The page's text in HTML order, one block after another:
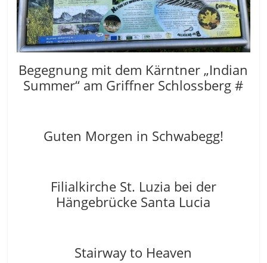
Begegnung mit dem Kärntner „Indian
Summer“ am Griffner Schlossberg #
Guten Morgen in Schwabegg!
Filialkirche St. Luzia bei der
Hängebrücke Santa Lucia
Stairway to Heaven